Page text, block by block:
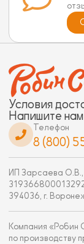
Условия
Напишите нам
Телефон
8 (800)
ИП Зарсаева
394036, г.
Компания «Робин
по производству